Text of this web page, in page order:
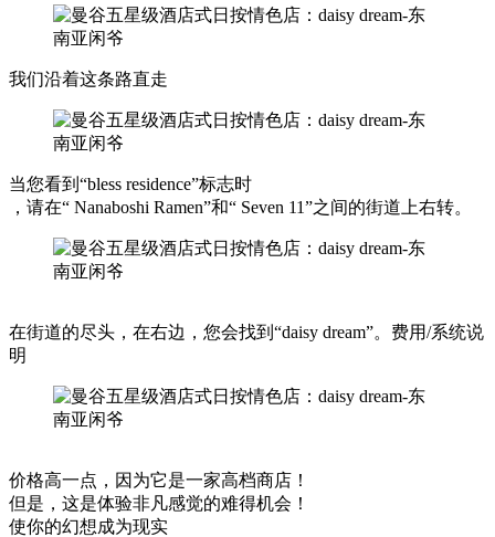
我们沿着这条路直走
当您看到“bless residence”标志时
，请在“ Nanaboshi Ramen”和“ Seven 11”之间的街道上右转。
在街道的尽头，在右边，您会找到“daisy dream”。费用/系统说
明
价格高一点，因为它是一家高档商店！
但是，这是体验非凡感觉的难得机会！
使你的幻想成为现实